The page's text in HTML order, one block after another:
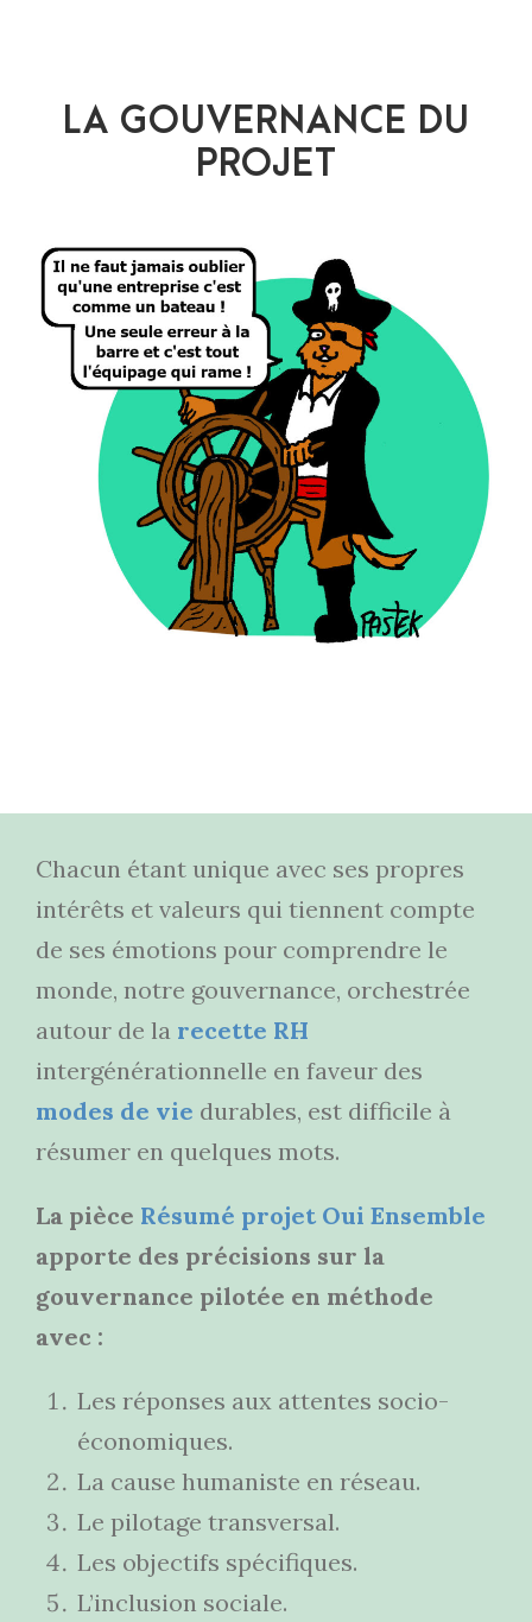
LA GOUVERNANCE DU
PROJET
Chacun étant unique avec ses propres
intérêts et valeurs qui tiennent compte
de ses émotions pour comprendre le
monde, notre gouvernance, orchestrée
autour de la recette RH
intergénérationnelle en faveur des
modes de vie durables, est difficile à
résumer en quelques mots.
La pièce Résumé projet Oui Ensemble
apporte des précisions sur la
gouvernance pilotée en méthode
avec :
Les réponses aux attentes socio-
économiques.
La cause humaniste en réseau.
Le pilotage transversal.
Les objectifs spécifiques.
L’inclusion sociale.